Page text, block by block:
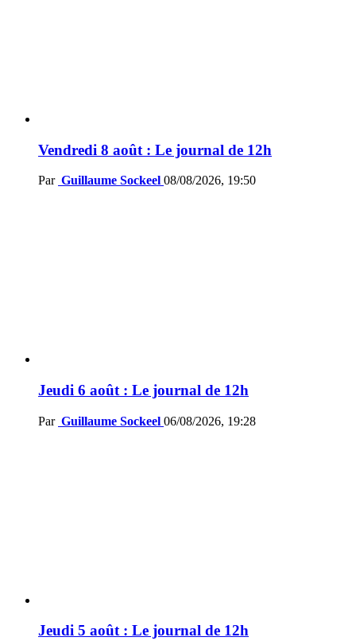
Vendredi 8 août : Le journal de 12h
Par Guillaume Sockeel 08/08/2026, 19:50
Jeudi 6 août : Le journal de 12h
Par Guillaume Sockeel 06/08/2026, 19:28
Jeudi 5 août : Le journal de 12h